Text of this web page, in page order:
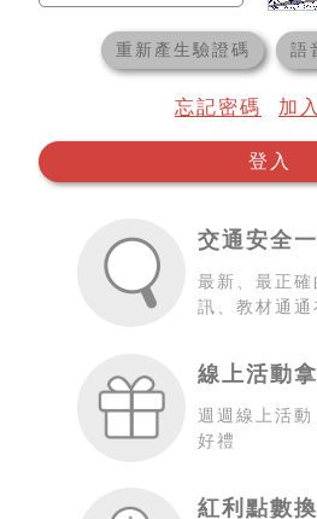
交通安全
最新、最正確
訊、教材通通
線上活動
週週線上活
好禮
紅利點數
重新產生驗證碼 語
忘記密碼 加
登入